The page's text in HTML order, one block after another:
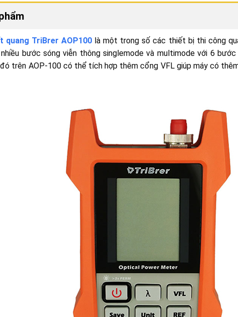
quang TriBrer AOP100 là một trong số các thiết bị thi công
bước sóng viễn thông singlemode và multimode với 6
đó trên AOP-100 có thể tích hợp thêm cổng VFL giúp máy có